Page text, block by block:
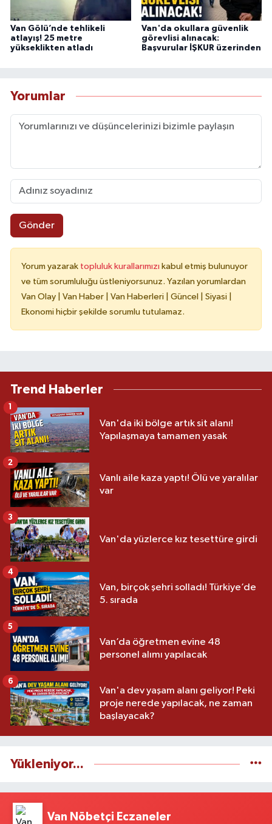
Van Gölü’nde tehlikeli
atlayış! 25 metre
yükseklikten atladı
Van'da okullara güvenlik
görevlisi alınacak:
Başvurular İŞKUR üzerinden
Yorumlar
Gönder
Yorum yazarak topluluk kurallarımızı kabul etmiş bulunuyor
ve tüm sorumluluğu üstleniyorsunuz. Yazılan yorumlardan
Van Olay | Van Haber | Van Haberleri | Güncel | Siyasi |
Ekonomi hiçbir şekilde sorumlu tutulamaz.
Trend Haberler
Van'da iki bölge artık sit alanı!
Yapılaşmaya tamamen yasak
Vanlı aile kaza yaptı! Ölü ve yaralılar
var
2
Van'da yüzlerce kız tesettüre girdi
3
Van, birçok şehri solladı! Türkiye’de
5. sırada
4
Van’da öğretmen evine 48
personel alımı yapılacak
5
Van'a dev yaşam alanı geliyor! Peki
proje nerede yapılacak, ne zaman
başlayacak?
6
Yükleniyor...
Van Nöbetçi Eczaneler